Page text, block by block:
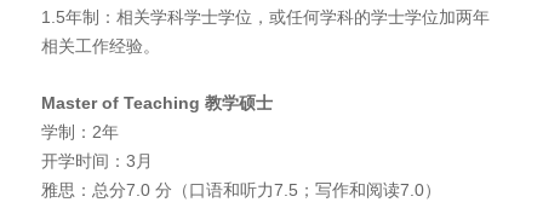
1.5年制：相关学科学士学位，或任何学科的学士学位加两年
相关工作经验。
Master of Teaching 教学硕士
学制：2年
开学时间：3月
雅思：总分7.0 分（口语和听力7.5；写作和阅读7.0）